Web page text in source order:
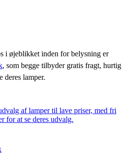
i øjeblikket inden for belysning er
, som begge tilbyder gratis fragt, hurtig
deres lamper.
af lamper til lave priser, med fri
for at se deres udvalg.